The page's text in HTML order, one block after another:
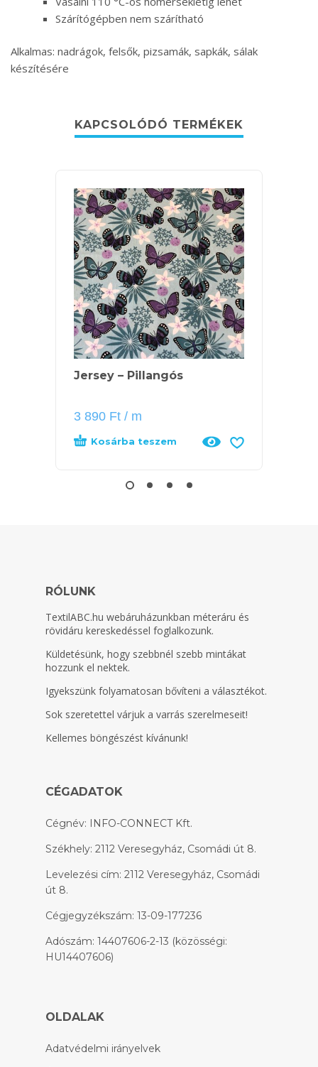
Szárítógépben nem szárítható
Alkalmas: nadrágok, felsők, pizsamák, sapkák, sálak
készítésére
KAPCSOLÓDÓ TERMÉKEK
Jersey – Pillangós
3 890 Ft / m
Kosárba teszem
RÓLUNK
TextilABC.hu webáruházunkban méteráru és
rövidáru kereskedéssel foglalkozunk.
Küldetésünk, hogy szebbnél szebb mintákat
hozzunk el nektek.
Igyekszünk folyamatosan bővíteni a választékot.
Sok szeretettel várjuk a varrás szerelmeseit!
Kellemes böngészést kívánunk!
CÉGADATOK
Cégnév: INFO-CONNECT Kft.
Székhely: 2112 Veresegyház, Csomádi út 8.
Levelezési cím: 2112 Veresegyház, Csomádi
út 8.
Cégjegyzékszám: 13-09-177236
Adószám: 14407606-2-13 (közösségi:
HU14407606)
OLDALAK
Adatvédelmi irányelvek